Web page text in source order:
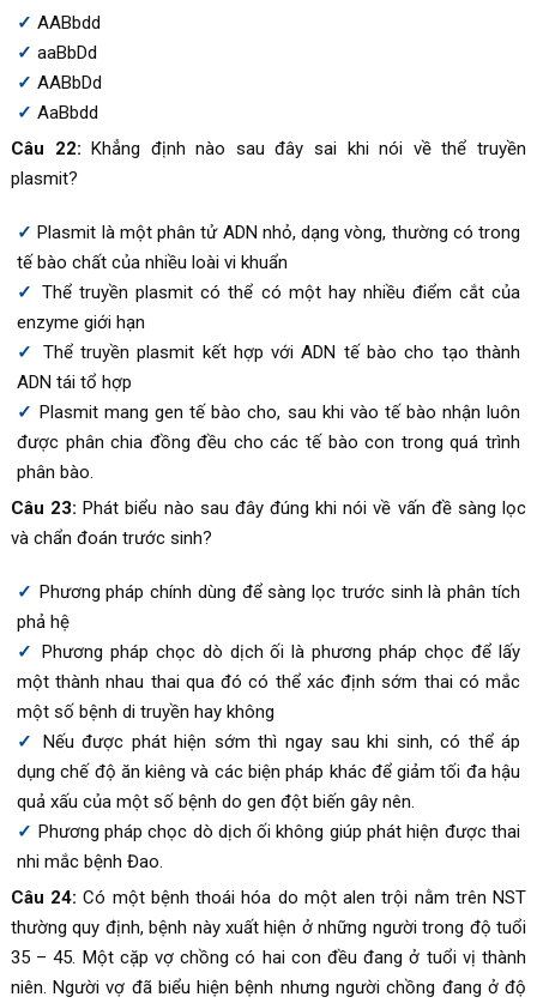
AABbdd
aaBbDd
AABbDd
AaBbdd
Câu 22: Khẳng định nào sau đây sai khi nói về thể truyền
plasmit?
Plasmit là một phân tử ADN nhỏ, dạng vòng, thường có trong
tế bào chất của nhiều loài vi khuẩn
Thể truyền plasmit có thể có một hay nhiều điểm cắt của
enzyme giới hạn
Thể truyền plasmit kết hợp với ADN tế bào cho tạo thành
ADN tái tổ hợp
Plasmit mang gen tế bào cho, sau khi vào tế bào nhận luôn
được phân chia đồng đều cho các tế bào con trong quá trình
phân bào.
Câu 23: Phát biểu nào sau đây đúng khi nói về vấn đề sàng lọc
và chẩn đoán trước sinh?
Phương pháp chính dùng để sàng lọc trước sinh là phân tích
phả hệ
Phương pháp chọc dò dịch ối là phương pháp chọc để lấy
một thành nhau thai qua đó có thể xác định sớm thai có mắc
một số bệnh di truyền hay không
Nếu được phát hiện sớm thì ngay sau khi sinh, có thể áp
dụng chế độ ăn kiêng và các biện pháp khác để giảm tối đa hậu
quả xấu của một số bệnh do gen đột biến gây nên.
Phương pháp chọc dò dịch ối không giúp phát hiện được thai
nhi mắc bệnh Đao.
Câu 24: Có một bệnh thoái hóa do một alen trội nằm trên NST
thường quy định, bệnh này xuất hiện ở những người trong độ tuổi
35 – 45. Một cặp vợ chồng có hai con đều đang ở tuổi vị thành
niên. Người vợ đã biểu hiện bệnh nhưng người chồng đang ở độ